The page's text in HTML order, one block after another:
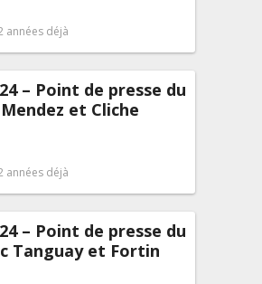
années déjà
– Point de presse du
et Cliche
années déjà
– Point de presse du
Tanguay et Fortin